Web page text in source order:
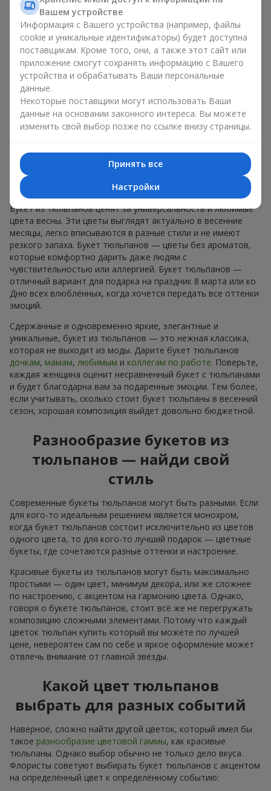
знаков внимания без повода. Букет тюльпанов — весенняя
романтика, ассоциирующаяся с обновлением,
искренностью и лёгкой радостью. В каждом лепестке —
натуральная красота, в каждом стебле — символ весны.
Ароматные композиции цветы тюльпаны одинаково
уместны и в романтическом жесте, и в дружеском подарке.
Букет тюльпанов не обязывает, но оставляет после себя
ощущение радости и заботы. Именно поэтому букет
цветов тюльпаны — это всегда удачный выбор в любой
жизненной ситуации.
идеальный выбор для подарка в г.
Новогуйвинск
Букет из тюльпанов ценят за универсальность и любимые
цвета весны. Эти цветы выглядят актуально в весенние
месяцы, легко вписываются в разные стили и не имеют
резкого запаха. Букет тюльпанов — цветы без ароматов,
которые комфортно дарить даже людям с
чувствительностью или аллергией. Букет тюльпанов —
отличный вариант для подарка на праздник 8 марта или ко
Дню всех влюблённых, когда хочется передать все оттенки
эмоций.
Сдержанные и одновременно яркие, элегантные и
уникальные, букет из тюльпанов — это нежная классика,
которая не выходит из моды. Дарите букет тюльпанов
дочкам, мамам, любимым и коллегам по работе. Поверьте,
каждая женщина оценит несравненный букет с тюльпанами
и будет благодарна вам за подаренные эмоции. Тем более,
если учитывать, сколько стоит букет тюльпаны в весенний
сезон, хорошая композиция выйдет довольно бюджетной.
Разнообразие букетов из
тюльпанов — найди свой
стиль
Современные букеты тюльпанов могут быть разными. Если
для кого-то идеальным решением является монохром,
когда букет тюльпанов состоит исключительно из цветов
одного цвета, то для кого-то лучший подарок — цветные
букеты, где сочетаются разные оттенки и настроение.
Красивые букеты из тюльпанов могут быть максимально
простыми — один цвет, минимум декора, или же сложнее
по настроению, с акцентом на гармонию цвета. Однако,
говоря о букете тюльпанов, стоит всё же не перегружать
композицию сложными элементами. Потому что каждый
цветок тюльпан купить который вы можете по лучшей
цене, невероятен сам по себе и яркое оформление может
отвлечь внимание от главной звезды.
Какой цвет тюльпанов
выбрать для разных событий
Наверное, сложно найти другой цветок, который имел бы
такое разнообразие цветовой гаммы, как красивые
тюльпаны. Однако выбор обычно не только дело вкуса.
Флористы советуют выбирать букет тюльпанов с акцентом
на определённый цвет к определённому событию:
Вашем устройстве
Информация с Вашего устройства (например, файлы
cookie и уникальные идентификаторы) будет доступна
поставщикам. Кроме того, они, а также этот сайт или
приложение смогут сохранять информацию с Вашего
устройства и обрабатывать Ваши персональные
данные.
Некоторые поставщики могут использовать Ваши
данные на основании законного интереса. Вы можете
изменить свой выбор позже по ссылке внизу страницы.
Принять все
Настройки